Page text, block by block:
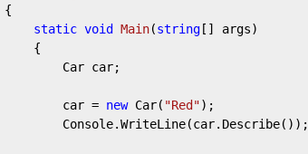
{
static void Main(string [] args)
{
Car car;
car =
new Car( "Red");
Console.WriteLine(car.Describe());